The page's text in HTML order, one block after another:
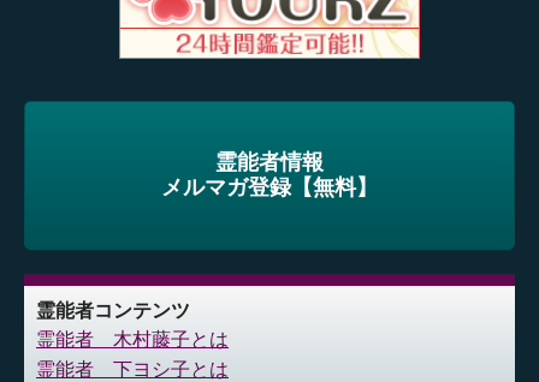
霊能者情報
メルマガ登録【無料】
霊能者コンテンツ
霊能者 木村藤子とは
霊能者 下ヨシ子とは